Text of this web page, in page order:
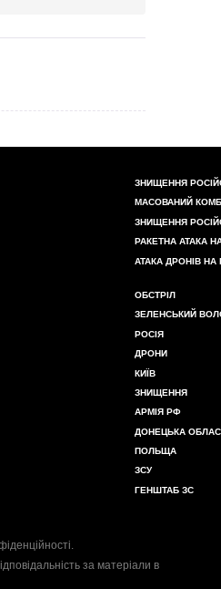
ЗНИЩЕННЯ
МАСОВАНИЙ
ЗНИЩЕННЯ
РАКЕТНА АТАКА
АТАКА ДРОНІВ НА
ОБСТРІЛ
ЗЕЛЕНСЬКИЙ
РОСІЯ
ДРОНИ
КИЇВ
ЗНИЩЕННЯ
АРМІЯ РФ
ДОНЕЦЬКА
ПОЛЬЩА
ЗСУ
ГЕНШТАБ ЗС
.
за матеріали в